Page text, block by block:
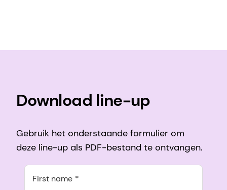
Download line-up
Gebruik het onderstaande formulier om
deze line-up als PDF-bestand te ontvangen.
First name